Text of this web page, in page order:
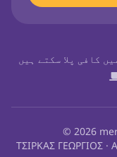
کافی پلا سکتے ہیں
ΤΣΙΡΚΑΣ ΓΕΩΡΓΙΟΣ